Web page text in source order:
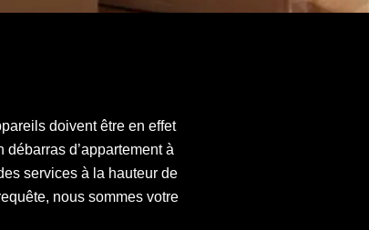
doivent être en effet
d’appartement à
services à la hauteur de
nous sommes votre